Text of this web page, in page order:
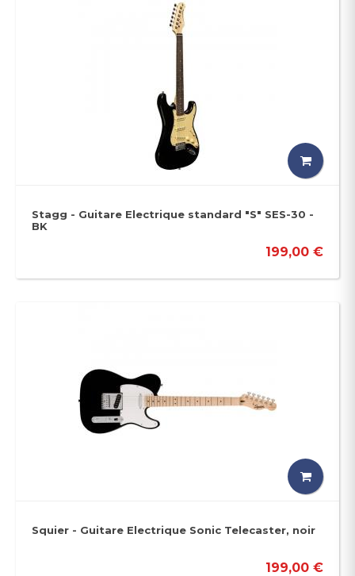
Stagg - Guitare Electrique standard "S" SES-30 -
BK
199,00 €
Squier - Guitare Electrique Sonic Telecaster, noir
199,00 €